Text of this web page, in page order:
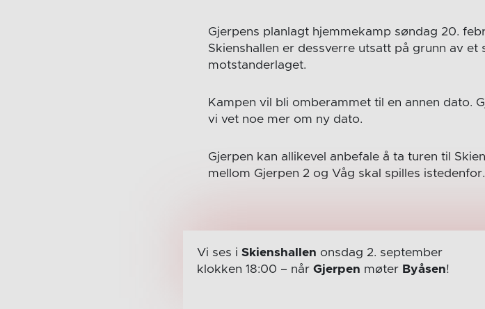
Gjerpens planlagt hjemmekamp søndag 20.
Skienshallen er dessverre utsatt på grunn av
motstanderlaget.
Kampen vil bli omberammet til en annen dato.
vi vet noe mer om ny dato.
Gjerpen kan allikevel anbefale å ta turen til
mellom Gjerpen 2 og Våg skal spilles
Vi ses i Skienshallen onsdag 2. september
klokken 18:00 – når Gjerpen møter Byåsen!